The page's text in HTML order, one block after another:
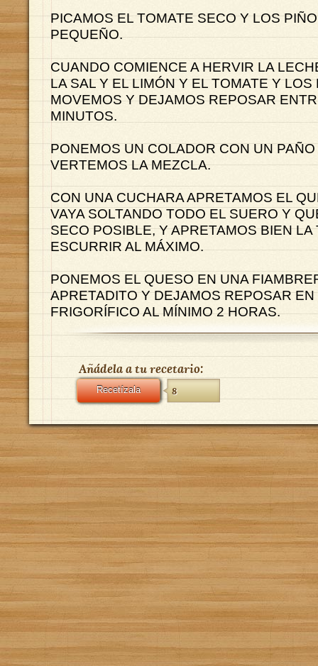
PICAMOS EL TOMATE SECO Y LOS
PEQUEÑO.
CUANDO COMIENCE A HERVIR LA
LA SAL Y EL LIMÓN Y EL TOMATE Y LOS
MOVEMOS Y DEJAMOS REPOSAR
MINUTOS.
PONEMOS UN COLADOR CON UN
VERTEMOS LA MEZCLA.
CON UNA CUCHARA APRETAMOS EL
VAYA SOLTANDO TODO EL SUERO Y
SECO POSIBLE, Y APRETAMOS BIEN LA
ESCURRIR AL MÁXIMO.
PONEMOS EL QUESO EN UNA
APRETADITO Y DEJAMOS REPOSAR EN
FRIGORÍFICO AL MÍNIMO 2 HORAS.
Añádela a tu recetario:
Recetízala 8